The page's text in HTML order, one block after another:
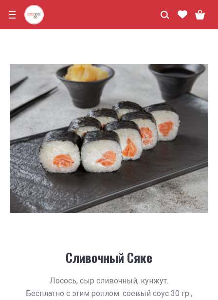
Сливочный Сяке
Лосось, сыр сливочный, кунжут.
Бесплатно с этим роллом: соевый соус 30 гр.,